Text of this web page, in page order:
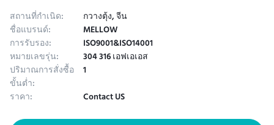
สถานที่กำเนิด:
กวางตุ้ง, จีน
ชื่อแบรนด์: MELLOW
การรับรอง: ISO9001&ISO14001
หมายเลขรุ่น: 304 316 เอฟเอเอส
ปริมาณการสั่งซื้อ
ขั้นต่ำ:
1
ราคา:
Contact US